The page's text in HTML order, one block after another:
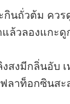
นถั่วต้ม ควร
ล้วลองแกะ
สงมีกลิ่นอับ
ฟลาท็อกซินส